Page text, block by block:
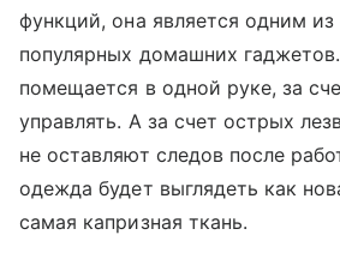
функций, она является одним
популярных домашних
помещается в одной руке, за
управлять. А за счет острых
не оставляют следов после
одежда будет выглядеть как
самая капризная ткань.